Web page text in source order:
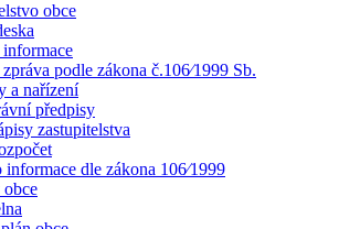
obce
podle zákona č.106⁄1999 Sb.
a nařízení
předpisy
zastupitelstva
informace dle zákona 106⁄1999